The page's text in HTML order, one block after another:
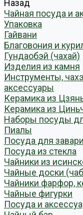
Назад
Чайная посуда и
Упаковка
Гайвани
Благовония и
Гундаобэй (чахай)
Изделия из камня
Инструменты,
аксессуары
Керамика из
Керамика из
Наборы посуды
Пиалы
Посуда для
Посуда из стекла
Чайники из
Чайные доски
Чайники фарфор,
Чайные фигурки
Посуда и